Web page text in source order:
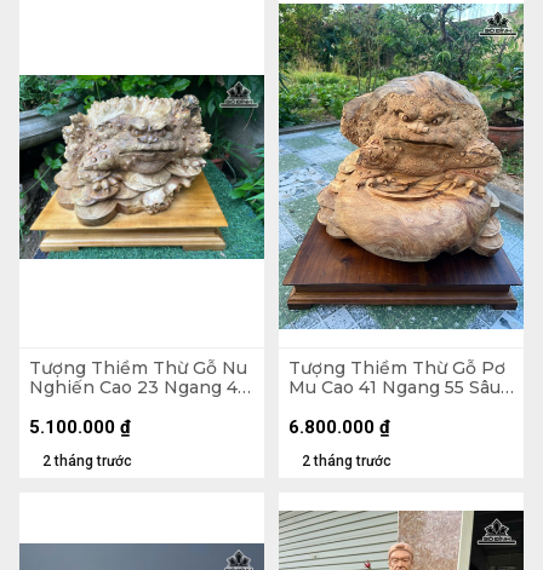
Tượng Thiềm Thừ Gỗ Nu
Nghiến Cao 23 Ngang 41
2 tháng trước
5.100.000 ₫
Tượng Thiềm Thừ Gỗ Pơ
Mu Cao 41 Ngang 55 Sâu
2 tháng trước
6.800.000 ₫